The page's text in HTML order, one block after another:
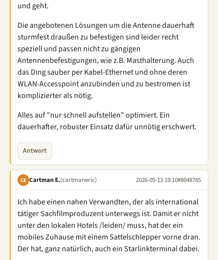
und geht.
Die angebotenen Lösungen um die Antenne dauerhaft
sturmfest draußen zu befestigen sind leider recht
speziell und passen nicht zu gängigen
Antennenbefestigungen, wie z.B. Masthalterung. Auch
das Ding sauber per Kabel-Ethernet und ohne deren
WLAN-Accesspoint anzubinden und zu bestromen ist
komplizierter als nötig.
Alles auf "nur schnell aufstellen" optimiert. Ein
dauerhafter, robuster Einsatz dafür unnötig erschwert.
Antwort
CE Cartman E.(cartmaneric) 2026-05-13 19:10#8048785
Ich habe einen nahen Verwandten, der als international
tätiger Sachfilmproduzent unterwegs ist. Damit er nicht
unter den lokalen Hotels /leiden/ muss, hat der ein
mobiles Zuhause mit einem Sattelschlepper vorne dran.
Der hat, ganz natürlich, auch ein Starlinkterminal dabei.